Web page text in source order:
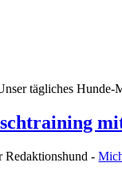
tägliches Hunde-
Redaktionshund -